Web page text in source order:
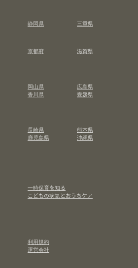
静岡県
三重県
京都府
滋賀県
岡山県
広島県
香川県
愛媛県
長崎県
熊本県
鹿児島県 沖縄県
一時保育を知る
こどもの病気とおうちケア
利用規約
運営会社